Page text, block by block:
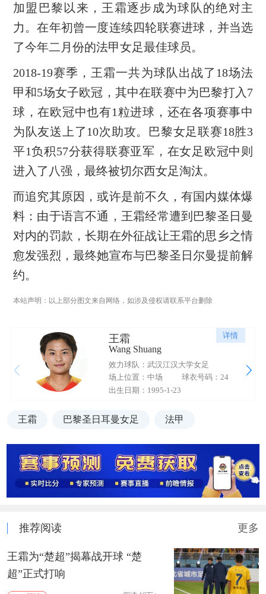
加盟巴黎以来，王霜逐步成为球队的绝对主
力。在年初曾一度连续四轮联赛进球，并当选
了今年二月份的法甲女足最佳球员。
2018-19赛季，王霜一共为球队出战了18场法
甲和5场女子欧冠，其中在联赛中为巴黎打入7
球，在欧冠中也有1粒进球，还在各项赛事中
为队友送上了10次助攻。巴黎女足联赛18胜3
平1负积57分获得联赛亚军，在女足欧冠中则
进入了八强，最终被切尔西女足淘汰。
而追究其原因，或许是前不久，有国内媒体爆
料：由于语言不通，王霜经常遭到巴黎圣日曼
对内的罚款，长期在外征战让王霜的思乡之情
愈发强烈，最终她宣布与巴黎圣日尔曼提前解
约。
本站声明：以上部分图文来自网络，如涉及侵权请联系平台删除
详情
王霜
Wang Shuang
效力球队：武汉江汉大学女足
场上位置：中场
球衣号码：24
出生日期：1995-1-23
王霜 巴黎圣日耳曼女足 法甲
推荐阅读 更多
王霜为“楚超”揭幕战开球 “楚
超”正式打响